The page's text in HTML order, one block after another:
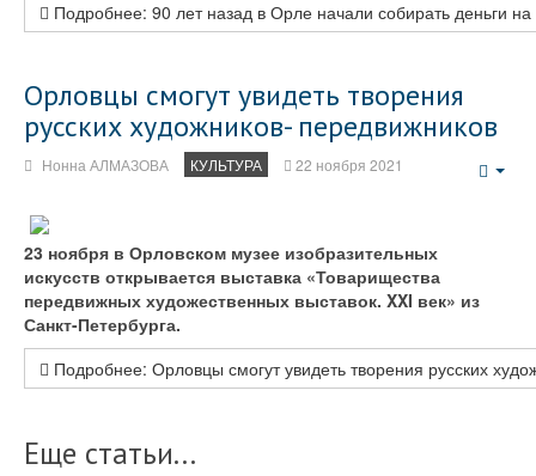
Подробнее: 90 лет назад в Орле начали собирать деньги
Орловцы смогут увидеть творения
русских художников- передвижников
Нонна АЛМАЗОВА КУЛЬТУРА 22 ноября 2021
23 ноября в Орловском музее изобразительных
искусств открывается выставка «Товарищества
передвижных художественных выставок. XXI век» из
Санкт-Петербурга.
Подробнее: Орловцы смогут увидеть творения русских
Еще статьи...